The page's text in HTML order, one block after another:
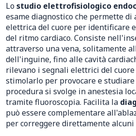
Lostudio elettrofisiologico
esame diagnostico che permette
elettrica del cuore per identificare
del ritmo cardiaco. Consiste
attraverso una vena, solitamente
dell'inguine, fino alle cavità
rilevano i segnali elettrici del cuore
stimolarlo per provocare e
procedura si svolge in anestesia
tramite fluoroscopia. Facilita la
può essere complementare
per correggere direttamente